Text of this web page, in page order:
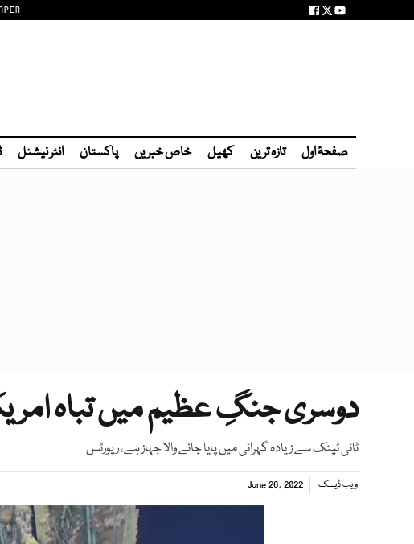
صفحۂ اول تازہ ترین کھیل خاص خبریں پاکستان انٹر نیشنل
دوسری جنگِ عظیم میں تباہ
ٹائی ٹینک سے زیادہ گہرائی میں پایا جانے والا جہاز ہے، رپورٹس
ویب ڈیسک June 26, 2022